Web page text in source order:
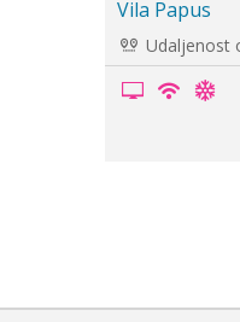
Vila Renia
Udaljenost